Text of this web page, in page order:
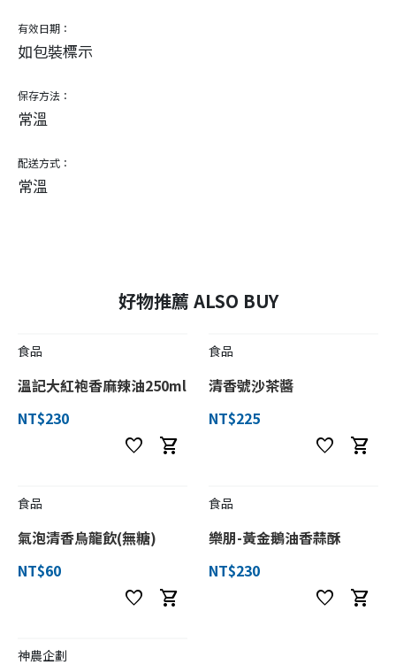
有效日期：
如包裝標示
保存方法：
常溫
配送方式：
常溫
好物推薦 ALSO BUY
食品
溫記大紅袍香麻辣油250ml
NT$230
favorite shopping_cart
食品
清香號沙茶醬
NT$225
favorite shopping_cart
食品
氣泡清香烏龍飲(無糖)
NT$60
favorite shopping_cart
食品
樂朋-黃金鵝油香蒜酥
NT$230
favorite shopping_cart
神農企劃